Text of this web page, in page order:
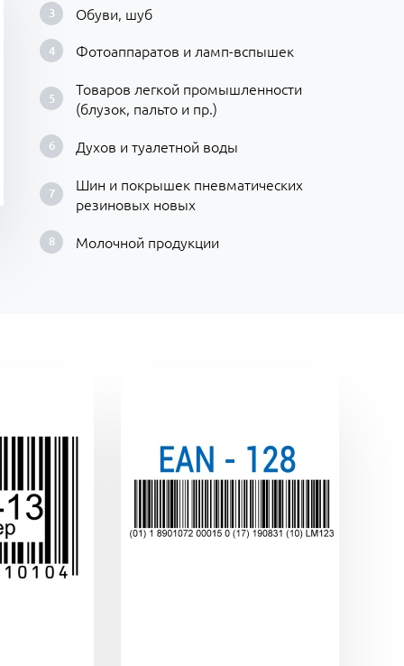
Обуви, шуб
Фотоаппаратов и ламп-вспышек
Товаров легкой промышленности
(блузок, пальто и пр.)
Духов и туалетной воды
Шин и покрышек пневматических
резиновых новых
Молочной продукции